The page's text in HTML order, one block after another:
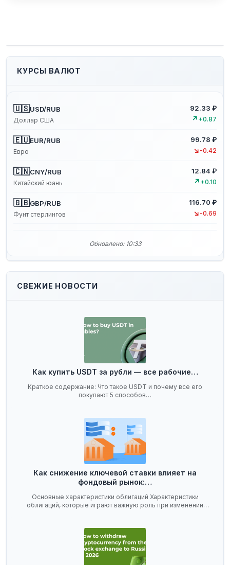
КУРСЫ ВАЛЮТ
🇺🇸USD/RUB
Доллар США
92.33 ₽
↗ +0.87
🇪🇺EUR/RUB
Евро
99.78 ₽
↘ -0.42
🇨🇳CNY/RUB
Китайский юань
12.84 ₽
↗ +0.10
🇬🇧GBP/RUB
Фунт стерлингов
116.70 ₽
↘ -0.69
Обновлено: 10:33
СВЕЖИЕ НОВОСТИ
Как купить USDT за рубли — все рабочие…
Краткое содержание: Что такое USDT и почему все его
покупают 5 способов…
Как снижение ключевой ставки влияет на
фондовый рынок:…
Основные характеристики облигаций Характеристики
облигаций, которые играют важную роль при изменении